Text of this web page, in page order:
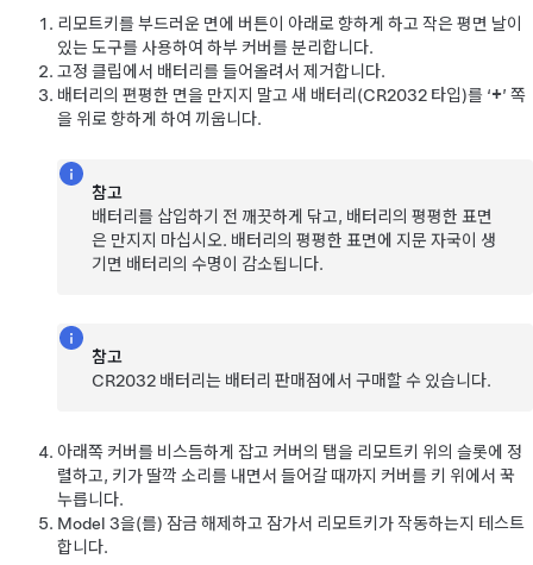
리모트키를 부드러운 면에 버튼이 아래로 향하게 하고 작은 평면 날이
있는 도구를 사용하여 하부 커버를 분리합니다.
고정 클립에서 배터리를 들어올려서 제거합니다.
배터리의 편평한 면을 만지지 말고 새 배터리(CR2032 타입)를 ‘+’ 쪽
을 위로 향하게 하여 끼웁니다.
참고
배터리를 삽입하기 전 깨끗하게 닦고, 배터리의 평평한 표면
은 만지지 마십시오. 배터리의 평평한 표면에 지문 자국이 생
기면 배터리의 수명이 감소됩니다.
참고
CR2032 배터리는 배터리 판매점에서 구매할 수 있습니다.
아래쪽 커버를 비스듬하게 잡고 커버의 탭을 리모트키 위의 슬롯에 정
렬하고, 키가 딸깍 소리를 내면서 들어갈 때까지 커버를 키 위에서 꾹
누릅니다.
Model 3을(를) 잠금 해제하고 잠가서 리모트키가 작동하는지 테스트
합니다.